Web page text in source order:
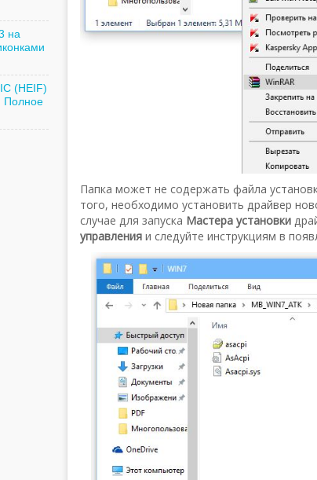
Папка может не содержать файла
того, необходимо установить драйвер
случае для запуска Мастера установки
управленияи следуйте инструкциям в
на
(HEIF)
Полное